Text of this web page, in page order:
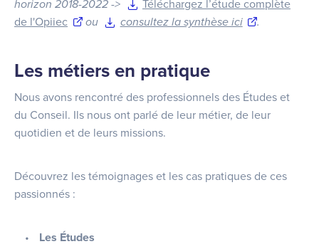
horizon 2018-2022 ->
Téléchargez l’étude complète
de l'Opiiec
ou consultez la synthèse ici .
Les métiers en pratique
Nous avons rencontré des professionnels des Études et
du Conseil. Ils nous ont parlé de leur métier, de leur
quotidien et de leurs missions.
Découvrez les témoignages et les cas pratiques de ces
passionnés :
Les Études